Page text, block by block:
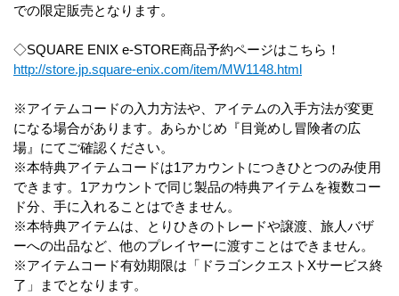
での限定販売となります。
◇SQUARE ENIX e-STORE商品予約ページはこちら！
http://store.jp.square-enix.com/item/MW1148.html
※アイテムコードの入力方法や、アイテムの入手方法が変更
になる場合があります。あらかじめ『目覚めし冒険者の広
場』にてご確認ください。
※本特典アイテムコードは1アカウントにつきひとつのみ使用
できます。1アカウントで同じ製品の特典アイテムを複数コー
ド分、手に入れることはできません。
※本特典アイテムは、とりひきのトレードや譲渡、旅人バザ
ーへの出品など、他のプレイヤーに渡すことはできません。
※アイテムコード有効期限は「ドラゴンクエストXサービス終
了」までとなります。